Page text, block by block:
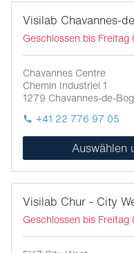
Visilab Chavannes-
Geschlossen bis Freitag
Chavannes Centre
Chemin Industriel 1
1279 Chavannes-de-
+41 22 776 97 05
Auswählen
Visilab Chur - City
Geschlossen bis Freitag